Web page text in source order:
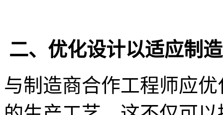
二、优化设计以适应制
与制造商合作工程师应